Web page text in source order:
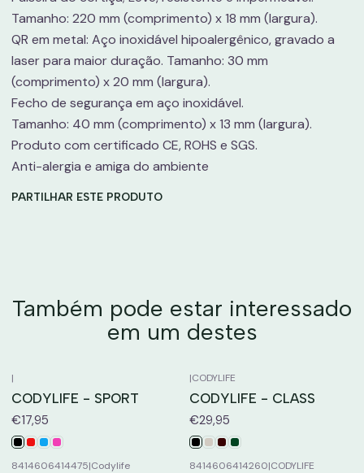
Tamanho: 220 mm (comprimento) x 18 mm (largura).
QR em metal: Aço inoxidável hipoalergênico, gravado a
laser para maior duração. Tamanho: 30 mm
(comprimento) x 20 mm (largura).
Fecho de segurança em aço inoxidável.
Tamanho: 40 mm (comprimento) x 13 mm (largura).
Produto com certificado CE, ROHS e SGS.
Anti-alergia e amiga do ambiente
PARTILHAR ESTE PRODUTO
Também pode estar interessado
em um destes
|
CODYLIFE - SPORT
€17,95
|CODYLIFE
CODYLIFE - CLASS
€29,95
8414606414475|Codylife 8414606414260|CODYLIFE